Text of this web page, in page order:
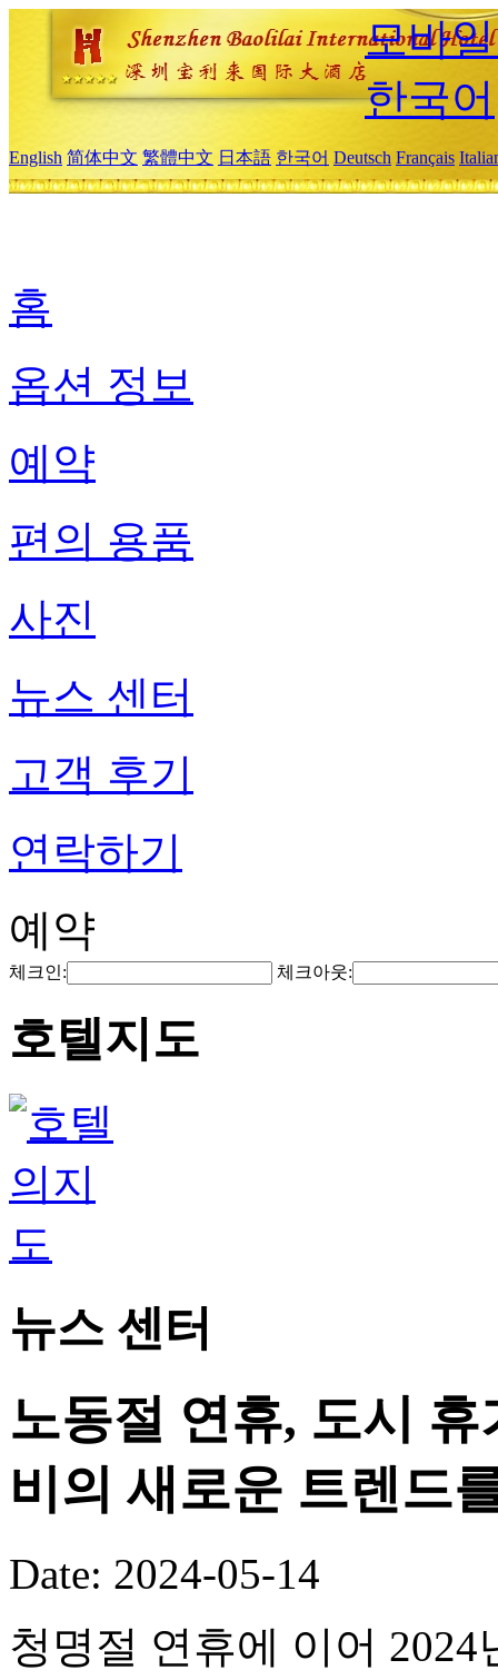
모바
한국어
English 简体中文 繁體中文 日本語 한국어 Deutsch Français
홈
옵션 정보
예약
편의 용품
사진
뉴스 센터
고객 후기
연락하기
예약
체크인: 체크아웃:
호텔지도
뉴스 센터
노동절 연휴, 도시
비의 새로운 트렌드
Date: 2024-05-14
청명절 연휴에 이어